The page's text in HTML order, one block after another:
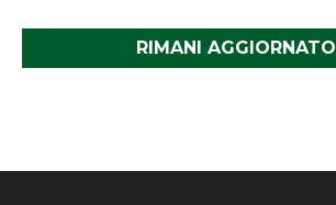
RIMANI AGGIORNATO